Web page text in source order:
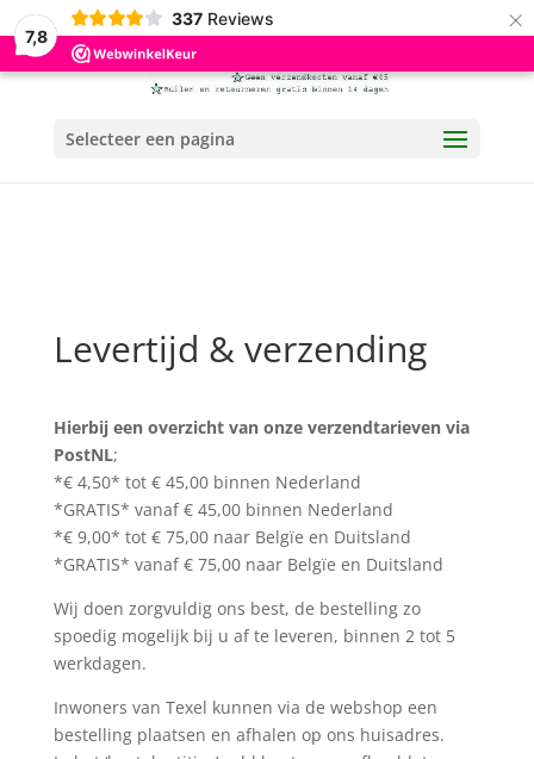
7,8
337 Reviews ×
Selecteer een pagina
Levertijd & verzending
Hierbij een overzicht van onze verzendtarieven via
PostNL;
*€ 4,50* tot € 45,00 binnen Nederland
*GRATIS* vanaf € 45,00 binnen Nederland
*€ 9,00* tot € 75,00 naar Belgïe en Duitsland
*GRATIS* vanaf € 75,00 naar Belgïe en Duitsland
Wij doen zorgvuldig ons best, de bestelling zo
spoedig mogelijk bij u af te leveren, binnen 2 tot 5
werkdagen.
Inwoners van Texel kunnen via de webshop een
bestelling plaatsen en afhalen op ons huisadres.